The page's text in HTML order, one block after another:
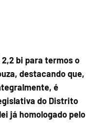
bi para termos o
destacando que,
é
do Distrito
já homologado pelo